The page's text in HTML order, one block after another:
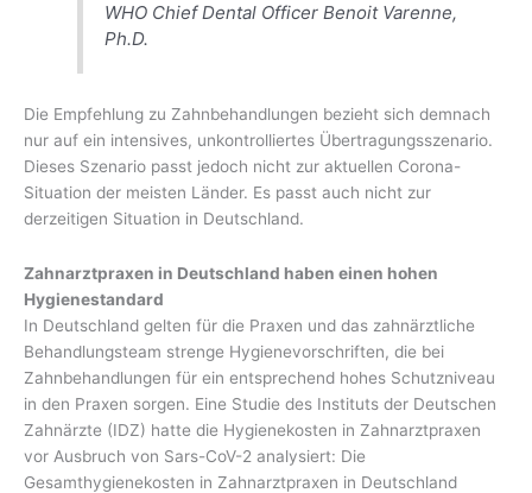
WHO Chief Dental Officer Benoit Varenne,
Ph.D.
Die Empfehlung zu Zahnbehandlungen bezieht sich demnach
nur auf ein intensives, unkontrolliertes Übertragungsszenario.
Dieses Szenario passt jedoch nicht zur aktuellen Corona-
Situation der meisten Länder. Es passt auch nicht zur
derzeitigen Situation in Deutschland.
Zahnarztpraxen in Deutschland haben einen hohen
Hygienestandard
In Deutschland gelten für die Praxen und das zahnärztliche
Behandlungsteam strenge Hygienevorschriften, die bei
Zahnbehandlungen für ein entsprechend hohes Schutzniveau
in den Praxen sorgen. Eine Studie des Instituts der Deutschen
Zahnärzte (IDZ) hatte die Hygienekosten in Zahnarztpraxen
vor Ausbruch von Sars-CoV-2 analysiert: Die
Gesamthygienekosten in Zahnarztpraxen in Deutschland